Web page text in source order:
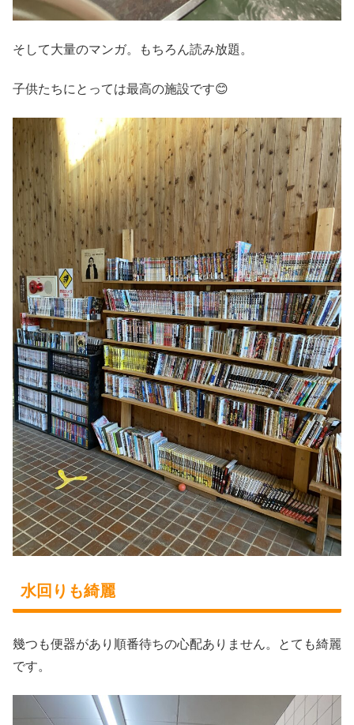
そして大量のマンガ。もちろん読み放題。
子供たちにとっては最高の施設です😊
水回りも綺麗
幾つも便器があり順番待ちの心配ありません。とても綺麗
です。